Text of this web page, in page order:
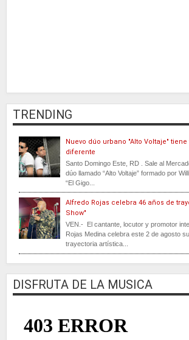
TRENDING
Nuevo dúo urbano "Alto Voltaje"
diferente
Santo Domingo Este, RD . Sale al
dúo llamado “Alto Voltaje” formado por
“El Gigo...
Alfredo Rojas celebra 46 años de
Show"
VEN.- El cantante, locutor y promotor
Rojas Medina celebra este 2 de agosto
trayectoria artística...
DISFRUTA DE LA MUSICA